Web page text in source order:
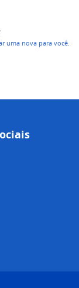
uma nova para você.